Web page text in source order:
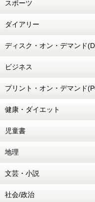
スポーツ
ダイアリー
ディスク・オン・デマンド
ビジネス
プリント・オン・デマンド
健康・ダイエット
児童書
地理
文芸・小説
社会/政治